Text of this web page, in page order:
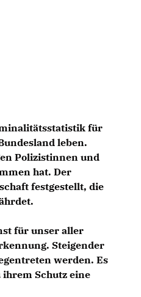
für
leben.
Polizistinnen und
hat. Der
festgestellt, die
für unser aller
Steigender
werden. Es
Schutz eine